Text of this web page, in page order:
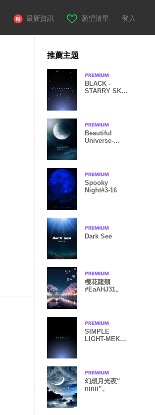
最新資訊 願望清單 登入
推薦主題
BLACK -
STARRY SKY
Beautiful
Universe-
Spooky
Night#3-16
Dark See
櫻花龍類
#EaAHJ31。
SIMPLE
LIGHT-MEKYM
幻想月光夜“
ninii”。